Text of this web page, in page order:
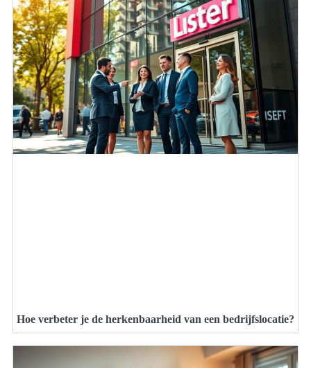
Hoe verbeter je de herkenbaarheid van een bedrijfslocatie?